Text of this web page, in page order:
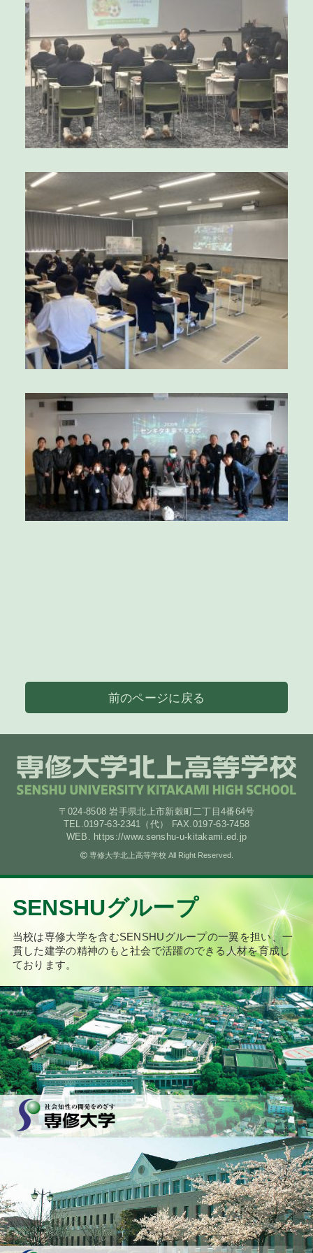
前のページに戻る
〒024-8508 岩手県北上市新穀町二丁目4番64号
TEL.0197-63-2341（代） FAX.0197-63-7458
WEB. https://www.senshu-u-kitakami.ed.jp
専修大学北上高等学校 All Right Reserved.
SENSHUグループ
当校は専修大学を含むSENSHUグループの一翼を担い、 一
貫した建学の精神のもと社会で活躍のできる人材を育成し
ております。